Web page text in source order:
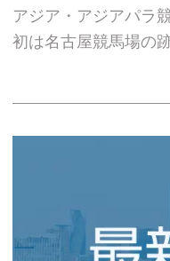
アジア・アジアパラ
初は名古屋競馬場の